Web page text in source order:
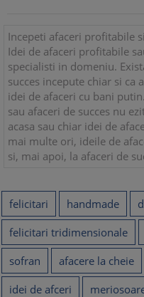
Incepeti afaceri profitabile
Idei de afaceri profitabile
specialisti in domeniu.
succes incepute chiar si ca
idei de afaceri cu bani
sau afaceri de succes nu
acasa sau chiar idei de
mai multe ori, ideile de
si, mai apoi, la afaceri de
felicitari handmade
felicitari tridimensionale
sofran
afacere la cheie
idei de afceri